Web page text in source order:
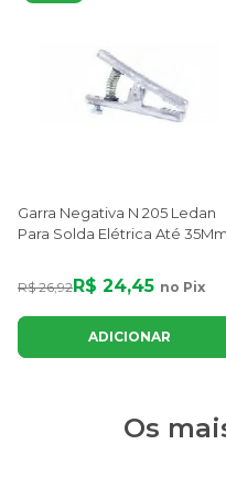
Garra Negativa N 205 Ledan
Para Solda Elétrica Até
R$ 26,92R$ 24,45 no Pix
ADICIONAR
Os